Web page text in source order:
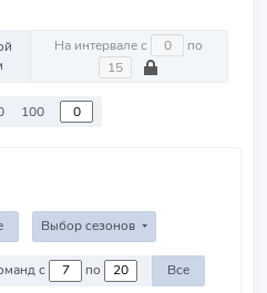
На интервале с по
100
Выбор сезонов
Против команд с по Все